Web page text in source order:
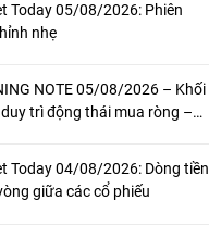
Today 05/08/2026: Phiên
nhẹ
NOTE 05/08/2026 – Khối
trì động thái mua ròng –
Today 04/08/2026: Dòng tiền
giữa các cổ phiếu